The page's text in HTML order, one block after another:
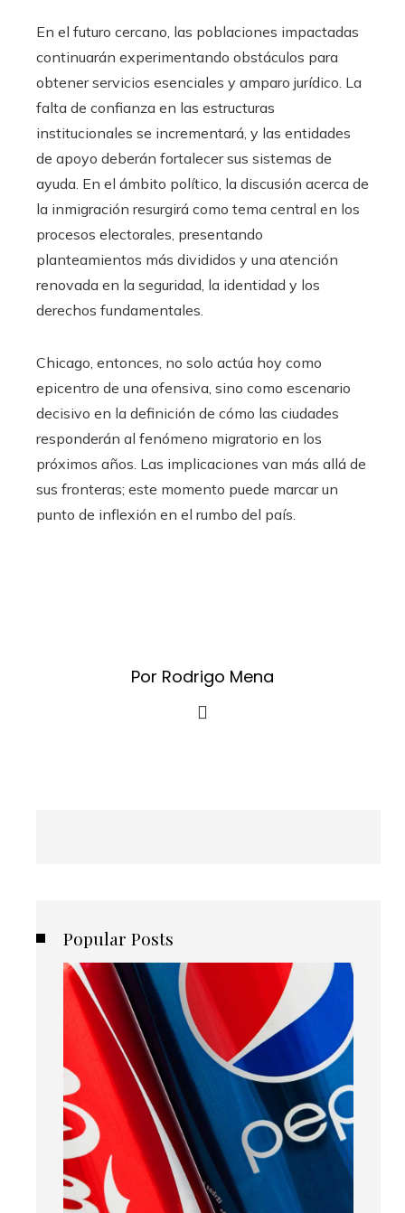
En el futuro cercano, las poblaciones impactadas
continuarán experimentando obstáculos para
obtener servicios esenciales y amparo jurídico. La
falta de confianza en las estructuras
institucionales se incrementará, y las entidades
de apoyo deberán fortalecer sus sistemas de
ayuda. En el ámbito político, la discusión acerca de
la inmigración resurgirá como tema central en los
procesos electorales, presentando
planteamientos más divididos y una atención
renovada en la seguridad, la identidad y los
derechos fundamentales.
Chicago, entonces, no solo actúa hoy como
epicentro de una ofensiva, sino como escenario
decisivo en la definición de cómo las ciudades
responderán al fenómeno migratorio en los
próximos años. Las implicaciones van más allá de
sus fronteras; este momento puede marcar un
punto de inflexión en el rumbo del país.
Por Rodrigo Mena
Popular Posts